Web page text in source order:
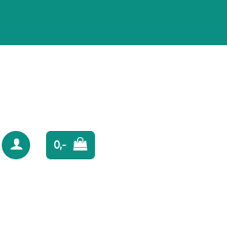
0,-